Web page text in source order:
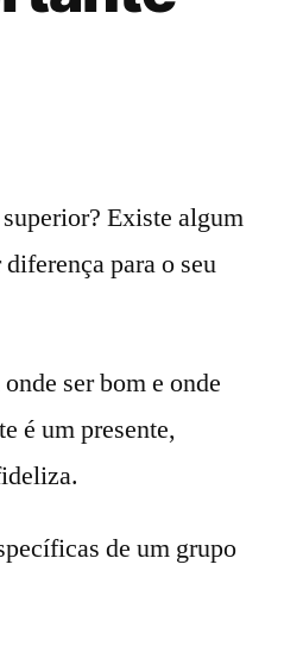
Existe algum
para o seu
ser bom e onde
é um presente,
de um grupo